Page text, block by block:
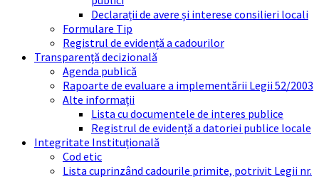
Declarații de avere și interese consilieri locali
Formulare Tip
Registrul de evidență a cadourilor
Transparență decizională
Agenda publică
Rapoarte de evaluare a implementării Legii 52/2003
Alte informații
Lista cu documentele de interes publice
Registrul de evidență a datoriei publice locale
Integritate Instituțională
Cod etic
Lista cuprinzând cadourile primite, potrivit Legii nr.